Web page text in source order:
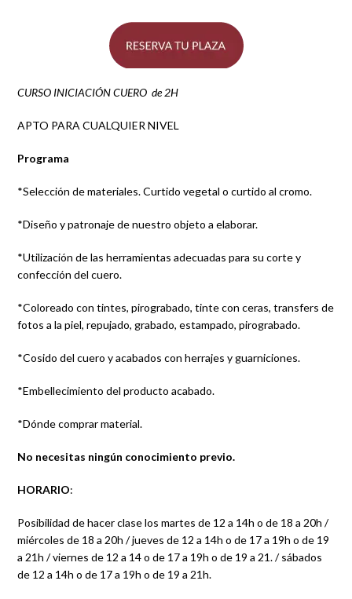
CURSO INICIACIÓN CUERO de 2H
APTO PARA CUALQUIER NIVEL
Programa
*Selección de materiales. Curtido vegetal o curtido al cromo.
*Diseño y patronaje de nuestro objeto a elaborar.
*Utilización de las herramientas adecuadas para su corte y
confección del cuero.
*Coloreado con tintes, pirograbado, tinte con ceras, transfers de
fotos a la piel, repujado, grabado, estampado, pirograbado.
*Cosido del cuero y acabados con herrajes y guarniciones.
*Embellecimiento del producto acabado.
*Dónde comprar material.
No necesitas ningún conocimiento previo.
HORARIO:
Posibilidad de hacer clase los martes de 12 a 14h o de 18 a 20h /
miércoles de 18 a 20h / jueves de 12 a 14h o de 17 a 19h o de 19
a 21h / viernes de 12 a 14 o de 17 a 19h o de 19 a 21. / sábados
de 12 a 14h o de 17 a 19h o de 19 a 21h.